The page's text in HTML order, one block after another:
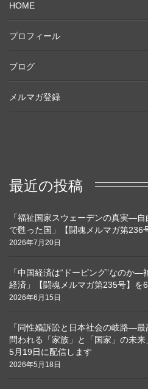
HOME
プロフィール
ブログ
メルマガ登録
最近の投稿
「福祉国家スウェーデンの真実―
で甦った国」【闘魂メルマガ第236
2026年7月20日
「中国経済は“ドーピング”なのか
経済」【闘魂メルマガ第235号】を
2026年6月15日
「同性婚訴訟と日本社会の岐路―
問われる「家族」と「国家」の未
5月19日に配信します
2026年5月18日